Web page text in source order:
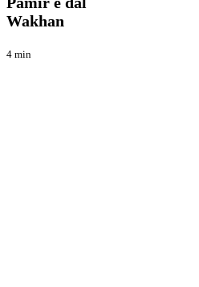
dal
Wakhan
Wakhan
4 min